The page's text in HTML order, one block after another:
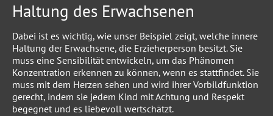
Haltung des Erwachsenen
Dabei ist es wichtig, wie unser Beispiel zeigt, welche innere
Haltung der Erwachsene, die Erzieherperson besitzt. Sie
muss eine Sensibilität entwickeln, um das Phänomen
Konzentration erkennen zu können, wenn es stattfindet. Sie
muss mit dem Herzen sehen und wird ihrer Vorbildfunktion
gerecht, indem sie jedem Kind mit Achtung und Respekt
begegnet und es liebevoll wertschätzt.